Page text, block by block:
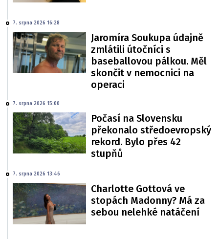
7. srpna 2026 16:28
Jaromíra Soukupa údajně
zmlátili útočníci s
baseballovou pálkou. Měl
skončit v nemocnici na
operaci
7. srpna 2026 15:00
Počasí na Slovensku
překonalo středoevropský
rekord. Bylo přes 42
stupňů
7. srpna 2026 13:46
Charlotte Gottová ve
stopách Madonny? Má za
sebou nelehké natáčení